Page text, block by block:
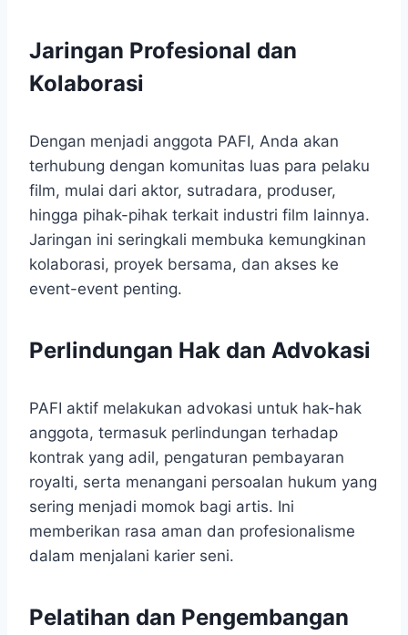
Jaringan Profesional dan
Kolaborasi
Dengan menjadi anggota PAFI, Anda akan
terhubung dengan komunitas luas para pelaku
film, mulai dari aktor, sutradara, produser,
hingga pihak-pihak terkait industri film lainnya.
Jaringan ini seringkali membuka kemungkinan
kolaborasi, proyek bersama, dan akses ke
event-event penting.
Perlindungan Hak dan Advokasi
PAFI aktif melakukan advokasi untuk hak-hak
anggota, termasuk perlindungan terhadap
kontrak yang adil, pengaturan pembayaran
royalti, serta menangani persoalan hukum yang
sering menjadi momok bagi artis. Ini
memberikan rasa aman dan profesionalisme
dalam menjalani karier seni.
Pelatihan dan Pengembangan